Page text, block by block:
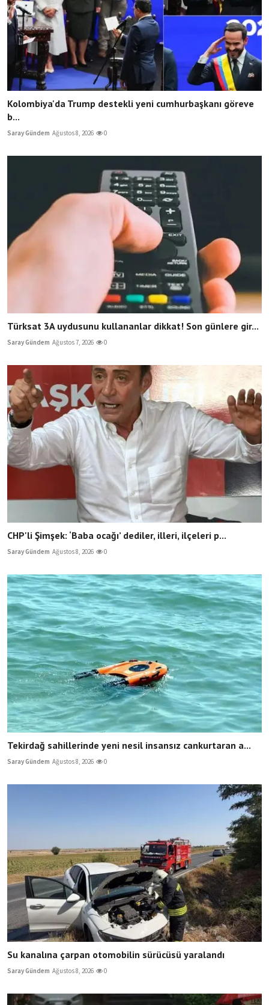
Kolombiya'da Trump destekli yeni cumhurbaşkanı göreve
b...
Saray Gündem Ağustos 8, 2026 0
Türksat 3A uydusunu kullananlar dikkat! Son günlere gir...
Saray Gündem Ağustos 7, 2026 0
CHP'li Şimşek: ‘Baba ocağı’ dediler, illeri, ilçeleri p...
Saray Gündem Ağustos 8, 2026 0
Tekirdağ sahillerinde yeni nesil insansız cankurtaran a...
Saray Gündem Ağustos 8, 2026 0
Su kanalına çarpan otomobilin sürücüsü yaralandı
Saray Gündem Ağustos 8, 2026 0